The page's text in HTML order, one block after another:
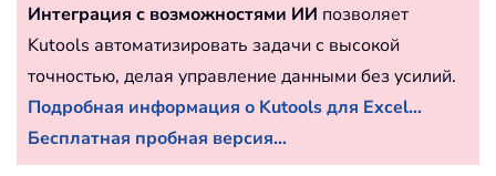
Интеграция с возможностями ИИ позволяет
Kutools автоматизировать задачи с высокой
точностью, делая управление данными без усилий.
Подробная информация о Kutools для Excel...
Бесплатная пробная версия...